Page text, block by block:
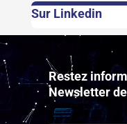
Sur Linkedin
Lecteur
Restez
Newsletter